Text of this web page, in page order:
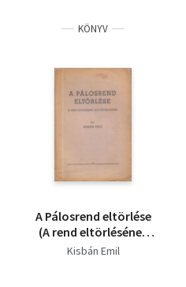
Tankönyv, segédkönyv
Társadalomtudomány
Természettudomány
KÖNYV
A Pálosrend eltörlése
(A rend eltörlésének
150-ik évfordulóján)
Kisbán Emil